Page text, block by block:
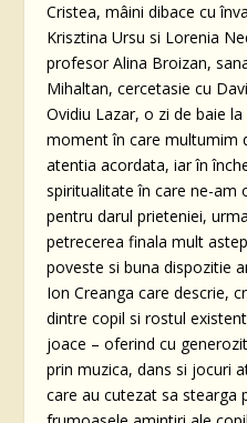
Cristea, mâini dibace cu
Krisztina Ursu si Lorenia
profesor Alina Broizan,
Mihaltan, cercetasie cu
Ovidiu Lazar, o zi de baie
moment în care multumim
atentia acordata, iar în
spiritualitate în care ne-am
pentru darul prieteniei,
petrecerea finala mult
poveste si buna dispozitie
Ion Creanga care descrie,
dintre copil si rostul
joace – oferind cu
prin muzica, dans si jocuri
care au cutezat sa stearga